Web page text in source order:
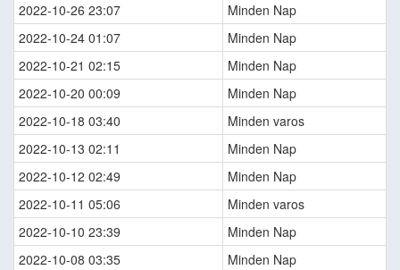
2022-10-26 23:07
Minden Nap
2022-10-24 01:07
Minden Nap
2022-10-21 02:15
Minden Nap
2022-10-20 00:09
Minden Nap
2022-10-18 03:40
Minden varos
2022-10-13 02:11
Minden Nap
2022-10-12 02:49
Minden Nap
2022-10-11 05:06
Minden varos
2022-10-10 23:39
Minden Nap
2022-10-08 03:35
Minden Nap